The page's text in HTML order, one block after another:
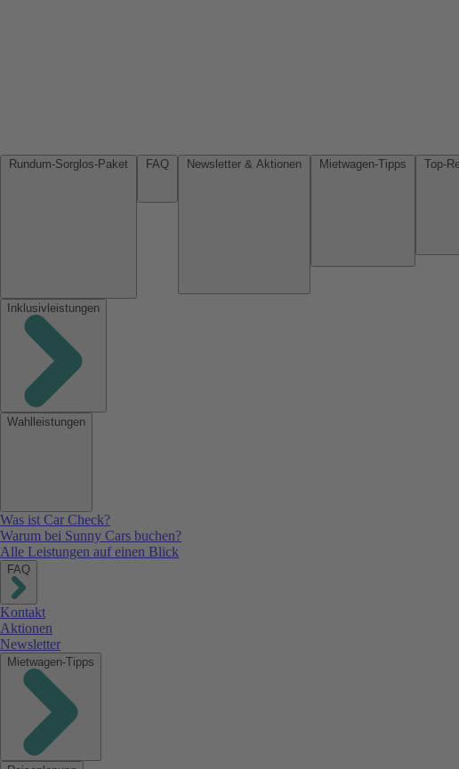
Inklusivleistungen
Wahlleistungen
Was ist Car Check?
Warum bei Sunny Cars buchen?
Alle Leistungen auf einen Blick
FAQ
Kontakt
Aktionen
Newsletter
Mietwagen-Tipps